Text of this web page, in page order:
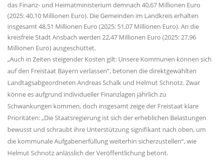
das Finanz- und Heimatministerium demnach 40,67 Millionen Euro
(2025: 40,10 Millionen Euro). Die Gemeinden im Landkreis erhalten
insgesamt 48,51 Millionen Euro (2025: 51,07 Millionen Euro). An die
kreisfreie Stadt Ansbach werden 22,47 Millionen Euro (2025: 27,96
Millionen Euro) ausgeschüttet.
Auch in Zeiten steigender Kosten gilt: Unsere Kommunen können sich
auf den Freistaat Bayern verlassen“, betonen die direktgewählten
Landtagsabgeordneten Andreas Schalk und Helmut Schnotz. Zwar
könne es aufgrund individueller Finanzlagen jährlich zu
Schwankungen kommen, doch insgesamt zeige der Freistaat klare
Prioritäten: „Die Staatsregierung ist sich der erheblichen Belastungen
bewusst und schraubt ihre Unterstützung signifikant nach oben, um
die kommunale Aufgabenerfüllung weiterhin sicherzustellen“, wie
Helmut Schnotz anlässlich der Veröffentlichung betont.